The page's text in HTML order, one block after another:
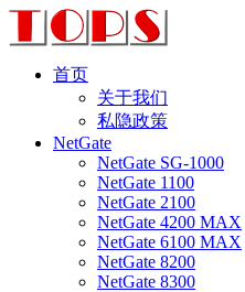
首页
关于我们
私隐政策
NetGate
NetGate SG-1000
NetGate 1100
NetGate 2100
NetGate 4200 MAX
NetGate 6100 MAX
NetGate 8200
NetGate 8300